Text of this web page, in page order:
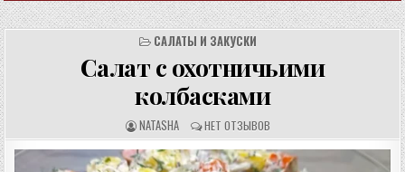
САЛАТЫ И ЗАКУСКИ
Салат с охотничьими
колбасками
А
В
Т
О
Р
NATASHA О
Т
З
Ы
В
НЕТ ОТЗЫВОВ